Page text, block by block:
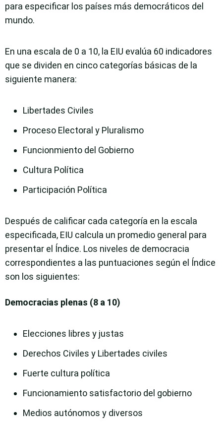
para especificar los países más democráticos del
mundo.
En una escala de 0 a 10, la EIU evalúa 60 indicadores
que se dividen en cinco categorías básicas de la
siguiente manera:
Libertades Civiles
Proceso Electoral y Pluralismo
Funcionmiento del Gobierno
Cultura Política
Participación Política
Después de calificar cada categoría en la escala
especificada, EIU calcula un promedio general para
presentar el Índice. Los niveles de democracia
correspondientes a las puntuaciones según el Índice
son los siguientes:
Democracias plenas (8 a 10)
Elecciones libres y justas
Derechos Civiles y Libertades civiles
Fuerte cultura política
Funcionamiento satisfactorio del gobierno
Medios autónomos y diversos